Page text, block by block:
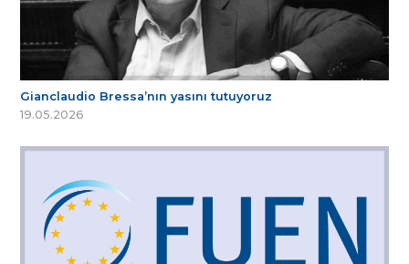
Gianclaudio Bressa’nın yasını tutuyoruz
19.05.2026